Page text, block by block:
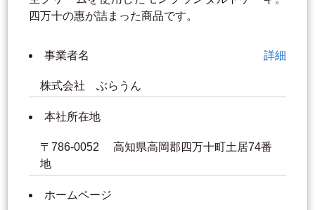
四万十の惠が詰まった商品です。
事業者名 詳細
株式会社 ぶらうん
本社所在地
〒786-0052 高知県高岡郡四万十町土居74番
地
ホームページ